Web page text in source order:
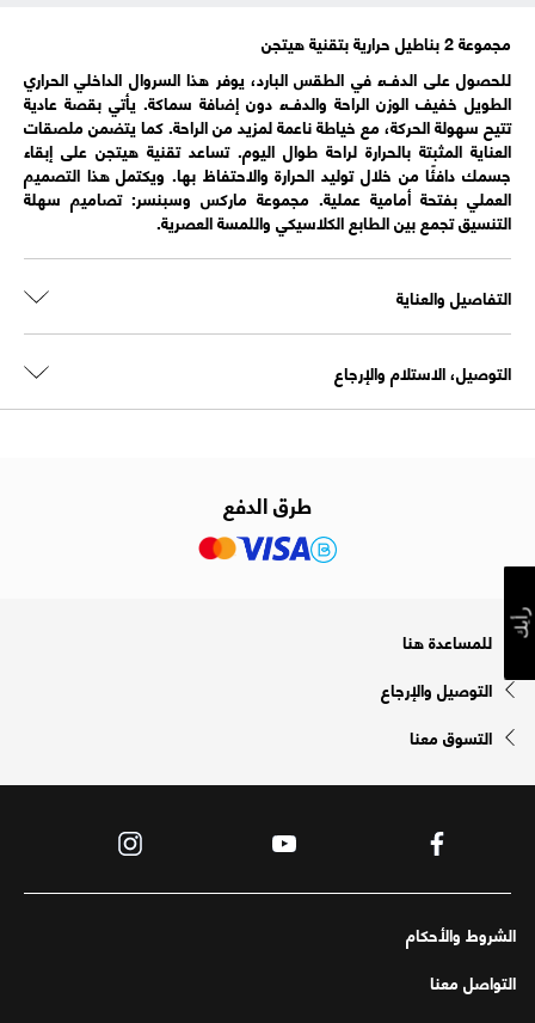
مجموعة 2 بناطيل حرارية بتقنية هيتجن
للحصول على الدفء في الطقس البارد، يوفر هذا السروال الداخلي الحراري
الطويل خفيف الوزن الراحة والدفء دون إضافة سماكة. يأتي بقصة عادية
تتيح سهولة الحركة، مع خياطة ناعمة لمزيد من الراحة. كما يتضمن ملصقات
العناية المثبتة بالحرارة لراحة طوال اليوم. تساعد تقنية هيتجن على إبقاء
جسمك دافئًا من خلال توليد الحرارة والاحتفاظ بها. ويكتمل هذا التصميم
العملي بفتحة أمامية عملية. مجموعة ماركس وسبنسر: تصاميم سهلة
التنسيق تجمع بين الطابع الكلاسيكي واللمسة العصرية.
التفاصيل والعناية
التوصيل، الاستلام والإرجاع
طرق الدفع
للمساعدة هنا
التوصيل والإرجاع
التسوق معنا
الشروط والأحكام
التواصل معنا
رأيك